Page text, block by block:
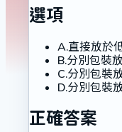
選項
A.直接放於
B.分別包裝
C.分別包裝
D.分別包裝
正確答案